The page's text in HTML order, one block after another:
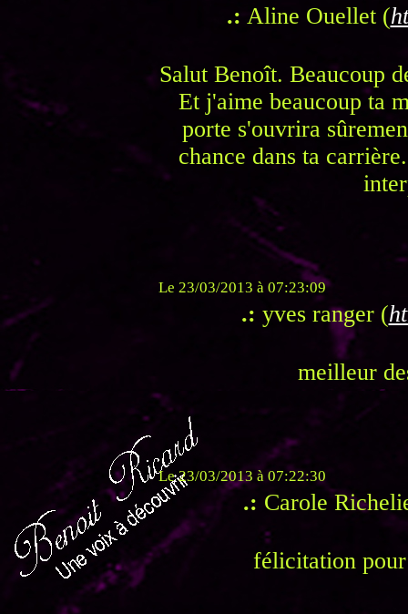
.: Aline Ouellet (
Salut Benoît. Beaucoup
Et j'aime beaucoup ta
porte s'ouvrira
chance dans ta
Le 23/03/2013 à 07:23:09
.: yves ranger (
meilleur
Le 23/03/2013 à 07:22:30
.: Carole
félicitation